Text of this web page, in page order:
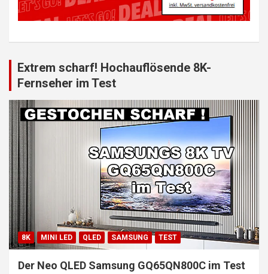
Extrem scharf! Hochauflösende 8K-
Fernseher im Test
8K MINI LED QLED SAMSUNG TEST
Der Neo QLED Samsung GQ65QN800C im Test